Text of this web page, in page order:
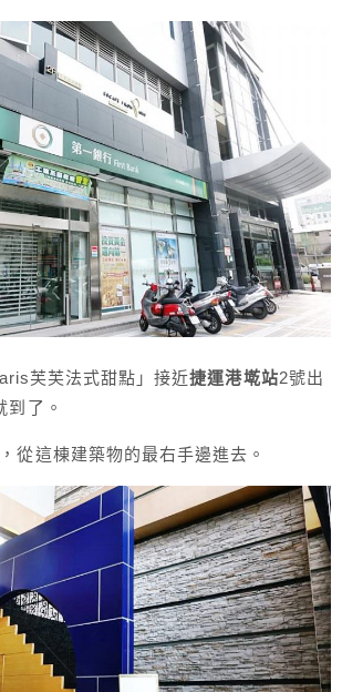
芙芙法式甜點」接近捷運港墘站2號出
到了。
從這棟建築物的最右手邊進去。